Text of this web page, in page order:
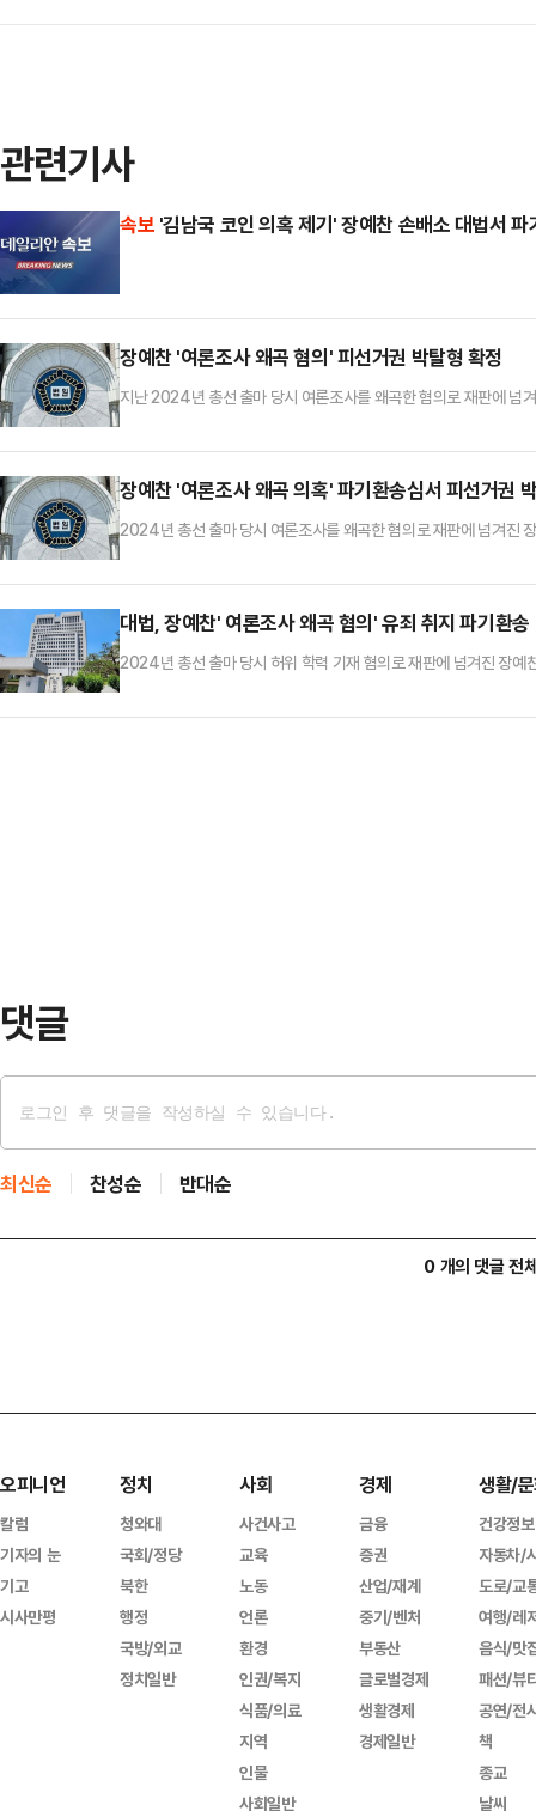
관련기사
속보 '김남국 코인 의혹 제기' 장예찬 손배소 대법서 파
장예찬 '여론조사 왜곡 혐의' 피선거권 박탈형 확정
지난 2024년 총선 출마 당시 여론조사를 왜곡한 혐의로 재판에 넘
이달 2일까지 상고장을 제출하지 않아 형이 확정됐다. 현행 공직
장예찬 '여론조사 왜곡 의혹' 파기환송심서 피선거권
2024년 총선 출마 당시 여론조사를 왜곡한 혐의로 재판에 넘겨진
"피고인이 홍보물을 제작해 페이스북에 게시하고 구민들에게 문자
대법, 장예찬' 여론조사 왜곡 혐의' 유죄 취지 파기환송
2024년 총선 출마 당시 허위 학력 기재 혐의로 재판에 넘겨진 장예
공표했다는 혐의에 대해 무죄를 선고한 원심판결을 깨고 사건을
댓글
최신순 찬성순 반대순
0 개의 댓글 전
오피니언
칼럼
기자의 눈
기고
시사만평
정치
청와대
국회/정당
북한
행정
국방/외교
정치일반
사회
사건사고
교육
노동
언론
환경
인권/복지
식품/의료
지역
인물
사회일반
경제
금융
증권
산업/재계
중기/벤처
부동산
글로벌경제
생활경제
경제일반
생활/
건강정보
자동차/
도로/교
여행/레
음식/맛
패션/뷰
공연/전
책
종교
날씨